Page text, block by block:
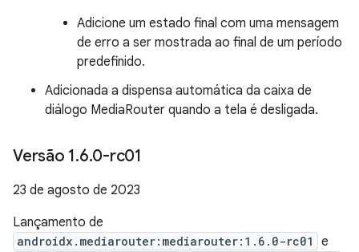
Adicione um estado final com uma mensagem
de erro a ser mostrada ao final de um período
predefinido.
Adicionada a dispensa automática da caixa de
diálogo MediaRouter quando a tela é desligada.
Versão 1.6.0-rc01
23 de agosto de 2023
Lançamento de
androidx.mediarouter:mediarouter:1.6.0-rc01 e